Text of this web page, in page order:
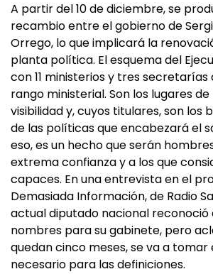
A partir del 10 de diciembre, se
recambio entre el gobierno de
Orrego, lo que implicará la
planta política. El esquema del
con 11 ministerios y tres secretarías
rango ministerial. Son los lugares
visibilidad y, cuyos titulares, son los
de las políticas que encabezará el
eso, es un hecho que serán
extrema confianza y a los que
capaces. En una entrevista en el
Demasiada Información, de Radio
actual diputado nacional reconoció
nombres para su gabinete, pero
quedan cinco meses, se va a
necesario para las definiciones.